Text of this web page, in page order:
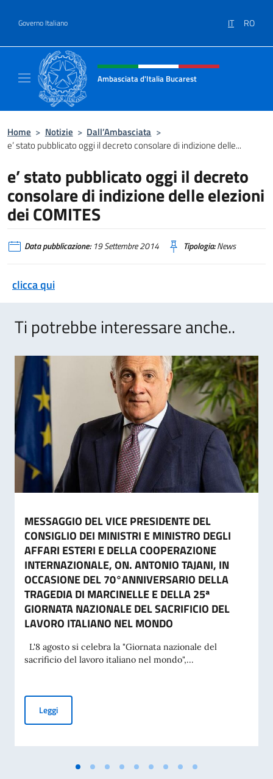
Governo Italiano IT RO
Intestazione sito, social e menù
Ambasciata d'Italia Bucarest
Home > Notizie > Dall’Ambasciata >
e’ stato pubblicato oggi il decreto consolare di indizione delle...
e’ stato pubblicato oggi il decreto
consolare di indizione delle elezioni
dei COMITES
Data pubblicazione:19 Settembre 2014 Tipologia:News
clicca qui
Ti potrebbe interessare anche..
MESSAGGIO DEL VICE PRESIDENTE DEL
CONSIGLIO DEI MINISTRI E MINISTRO DEGLI
AFFARI ESTERI E DELLA COOPERAZIONE
INTERNAZIONALE, ON. ANTONIO TAJANI, IN
OCCASIONE DEL 70°ANNIVERSARIO DELLA
TRAGEDIA DI MARCINELLE E DELLA 25ª
GIORNATA NAZIONALE DEL SACRIFICIO DEL
LAVORO ITALIANO NEL MONDO
L'8 agosto si celebra la "Giornata nazionale del
sacrificio del lavoro italiano nel mondo",...
LeggiMESSAGGIO DEL VICE PRESIDENTE DEL CONSIGLIO DEI